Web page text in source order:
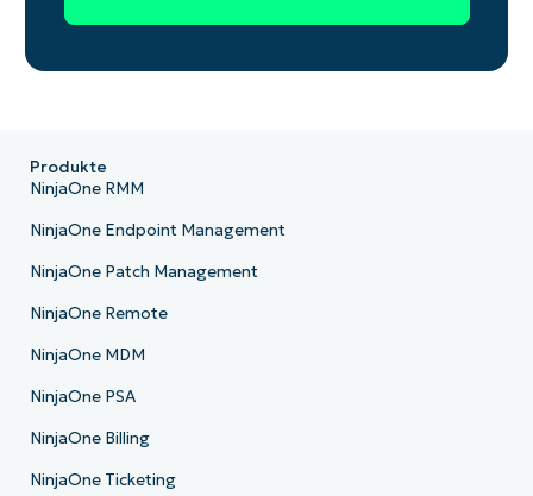
Produkte
NinjaOne RMM
NinjaOne Endpoint Management
NinjaOne Patch Management
NinjaOne Remote
NinjaOne MDM
NinjaOne PSA
NinjaOne Billing
NinjaOne Ticketing